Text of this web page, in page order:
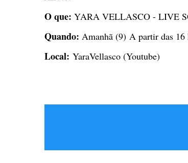
O que: YARA VELLASCO - LIVE
Quando: Amanhã (9) A partir das 16
Local: YaraVellasco (Youtube)